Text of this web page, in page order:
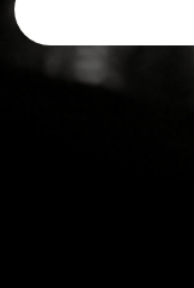
mail
(Nécessaire)